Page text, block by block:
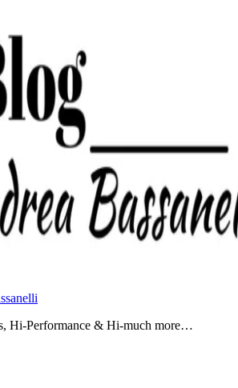
Hi-Performance & Hi-much more…